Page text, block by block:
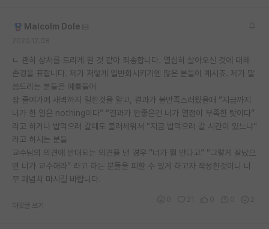
Malcolm Dole
ㄴ 괜히 상처를 드리게 된 것 같아 죄송합니다. 열심히 살아오신 것에 대해
존경을 표합니다. 제가 저렇게 일반화시키기엔 많은 분들이 계시죠. 제가 말
씀드리는 분들은 예를들어
잠 줄여가며 새벽까지 일한것을 알고, 결과가 불만족스러웠을때 “지금까지
너가 한 일은 nothing이다” “결과가 안좋은건 너가 열정이 부족한 탓이다”
라고 하거나 밥먹으러 갈때도 불러세워서 “지금 밥먹으러 갈 시간이 있느냐”
라고 하시는 분들
교수님의 의견에 반대되는 의견을 낸 경우 “너가 뭘 안다고” “그렇게 잘났으
면 너가 교수해라” 라고 하는 분들을 피할 수 있게 하고자 작성한것이니 너
무 괘념치 마시길 바랍니다.
대댓글 쓰기